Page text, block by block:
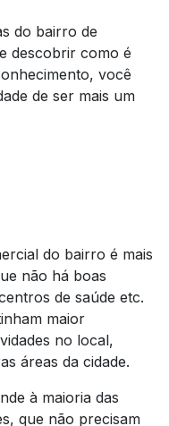
do bairro de
descobrir como é
você
de ser mais um
do bairro é mais
não há boas
de saúde etc.
maior
no local,
áreas da cidade.
à maioria das
que não precisam